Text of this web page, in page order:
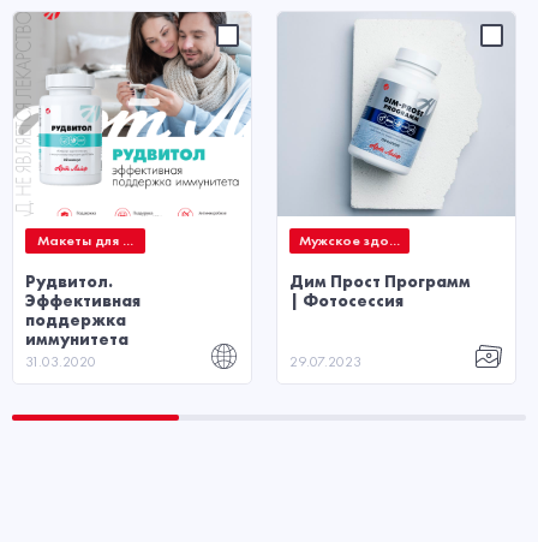
Макеты для ...
Рудвитол.
Эффективная
поддержка
иммунитета
31.03.2020
Мужское здо...
Дим Прост Программ
| Фотосессия
29.07.2023